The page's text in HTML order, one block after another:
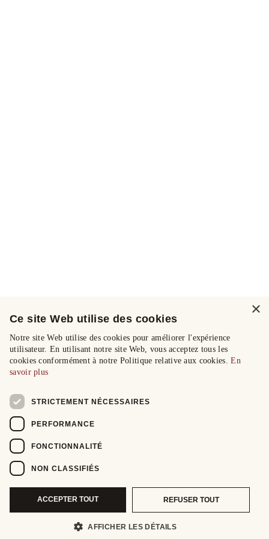
×
Ce site Web utilise des cookies
Notre site Web utilise des cookies pour améliorer l'expérience
utilisateur. En utilisant notre site Web, vous acceptez tous les
cookies conformément à notre Politique relative aux cookies.En
savoir plus
STRICTEMENT NÉCESSAIRES
PERFORMANCE
FONCTIONNALITÉ
NON CLASSIFIÉS
ACCEPTER TOUT REFUSER TOUT
AFFICHER LES DÉTAILS